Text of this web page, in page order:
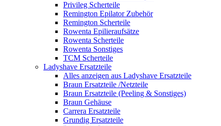
Privileg Scherteile
Remington Epilator Zubehör
Remington Scherteile
Rowenta Epilieraufsätze
Rowenta Scherteile
Rowenta Sonstiges
TCM Scherteile
Ladyshave Ersatzteile
Alles anzeigen aus Ladyshave Ersatzteile
Braun Ersatzteile /Netzteile
Braun Ersatzteile (Peeling & Sonstiges)
Braun Gehäuse
Carrera Ersatzteile
Grundig Ersatzteile